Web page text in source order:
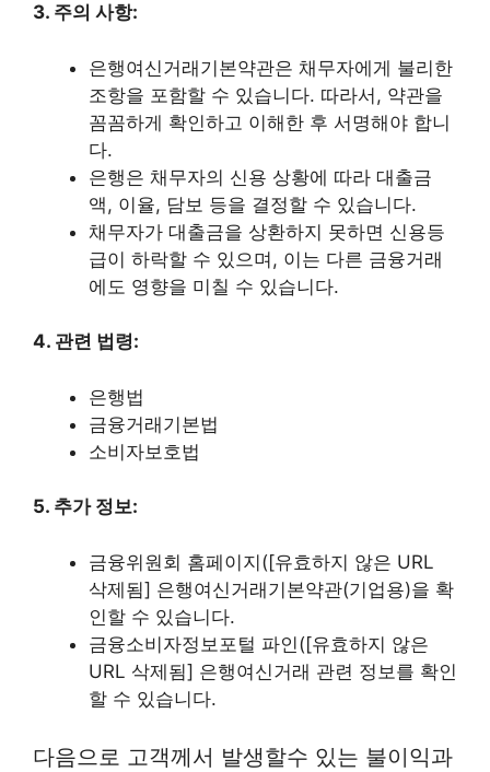
3. 주의 사항:
은행여신거래기본약관은 채무자에게 불리한
조항을 포함할 수 있습니다. 따라서, 약관을
꼼꼼하게 확인하고 이해한 후 서명해야 합니
다.
은행은 채무자의 신용 상황에 따라 대출금
액, 이율, 담보 등을 결정할 수 있습니다.
채무자가 대출금을 상환하지 못하면 신용등
급이 하락할 수 있으며, 이는 다른 금융거래
에도 영향을 미칠 수 있습니다.
4. 관련 법령:
은행법
금융거래기본법
소비자보호법
5. 추가 정보:
금융위원회 홈페이지([유효하지 않은 URL
삭제됨] 은행여신거래기본약관(기업용)을 확
인할 수 있습니다.
금융소비자정보포털 파인([유효하지 않은
URL 삭제됨] 은행여신거래 관련 정보를 확인
할 수 있습니다.
다음으로 고객께서 발생할수 있는 불이익과